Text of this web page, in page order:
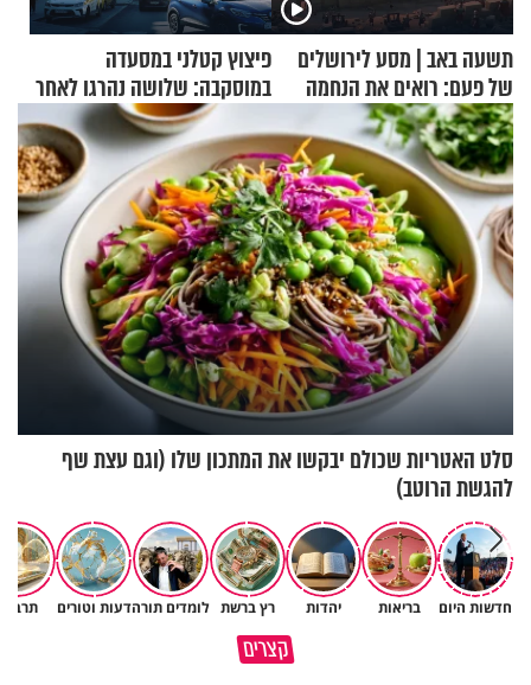
תשעה באב | מסע לירושלים
של פעם: רואים את הנחמה
פיצוץ קטלני במסעדה
במוסקבה: שלושה נהרגו לאחר
שמטען שנשאה אישה התפוצץ
סלט האטריות שכולם יבקשו את המתכון שלו (וגם עצת שף
להגשת הרוטב)
חדשות היום בריאות יהדות רץ ברשת לומדים תורהדעות וטורים
קצריםמדוע האמונה נמשלה למלח?
גם ׳הרע׳ זה הרחמים של בורא